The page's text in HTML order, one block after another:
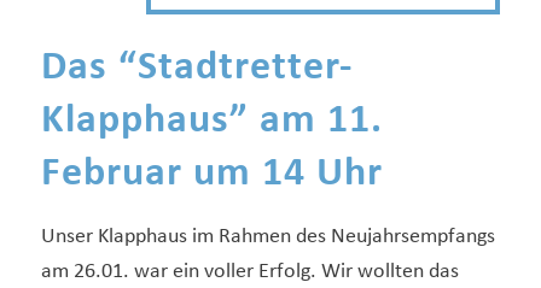
Das “Stadtretter-
Klapphaus” am 11.
Februar um 14 Uhr
Unser Klapphaus im Rahmen des Neujahrsempfangs
am 26.01. war ein voller Erfolg. Wir wollten das